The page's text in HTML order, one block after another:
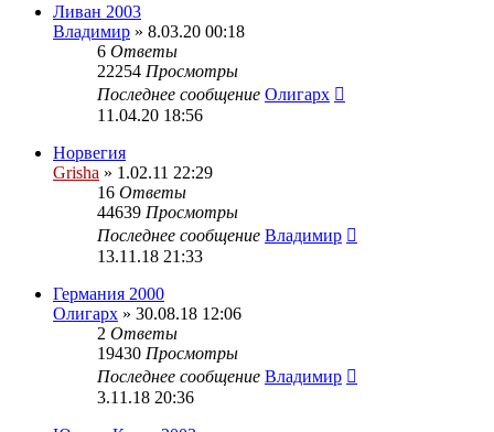
Ливан 2003
Владимир » 8.03.20 00:18
6 Ответы
22254 Просмотры
Последнее сообщение Олигарх
11.04.20 18:56
Норвегия
Grisha » 1.02.11 22:29
16 Ответы
44639 Просмотры
Последнее сообщение Владимир
13.11.18 21:33
Германия 2000
Олигарх » 30.08.18 12:06
2 Ответы
19430 Просмотры
Последнее сообщение Владимир
3.11.18 20:36